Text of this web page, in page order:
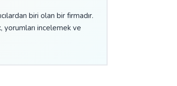
biri olan bir firmadır.
yorumları incelemek ve